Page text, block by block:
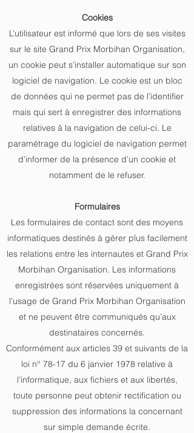
Cookies
L’utilisateur est informé que lors de ses visites
sur le site Grand Prix Morbihan Organisation,
un cookie peut s’installer automatique sur son
logiciel de navigation. Le cookie est un bloc
de données qui ne permet pas de l’identifier
mais qui sert à enregistrer des informations
relatives à la navigation de celui-ci. Le
paramétrage du logiciel de navigation permet
d’informer de la présence d’un cookie et
notamment de le refuser.
Formulaires
Les formulaires de contact sont des moyens
informatiques destinés à gérer plus facilement
les relations entre les internautes et Grand Prix
Morbihan Organisation. Les informations
enregistrées sont réservées uniquement à
l’usage de Grand Prix Morbihan Organisation
et ne peuvent être communiqués qu’aux
destinataires concernés.
Conformément aux articles 39 et suivants de la
loi n° 78-17 du 6 janvier 1978 relative à
l’informatique, aux fichiers et aux libertés,
toute personne peut obtenir rectification ou
suppression des informations la concernant
sur simple demande écrite.